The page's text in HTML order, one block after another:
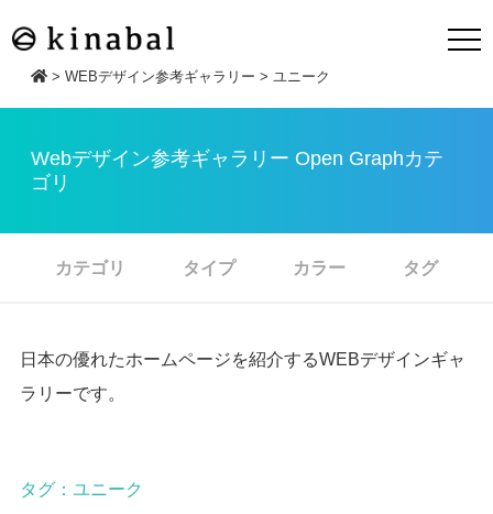
> WEBデザイン参考ギャラリー > ユニーク
Webデザイン参考ギャラリー Open Graphカテ
ゴリ
カテゴリ タイプ カラー タグ
日本の優れたホームページを紹介するWEBデザインギャ
ラリーです。
タグ：ユニーク